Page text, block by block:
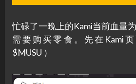
忙碌了一晚上的Kami当前血量
需要购买零食。先在Kami
$MUSU ）